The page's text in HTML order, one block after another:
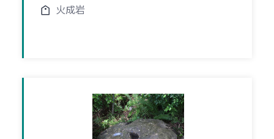
火成岩